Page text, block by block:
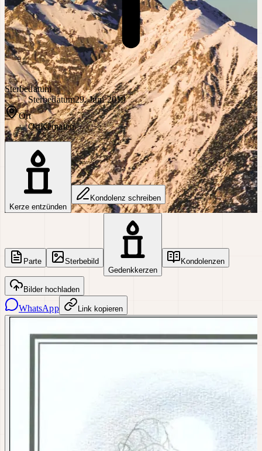
Sterbedatum
Sterbedatum29. Juni 2019
Ort
OrtKematen
Kerze entzünden
Kondolenz schreiben
Parte
Sterbebild
Gedenkkerzen
Kondolenzen
Bilder hochladen
WhatsApp Link kopieren